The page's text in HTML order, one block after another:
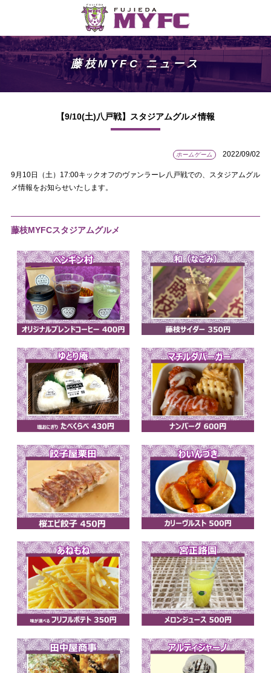
藤枝MYFC ニュース
【9/10(土)八戸戦】スタジアムグルメ情報
ホームゲーム 2022/09/02
9月10日（土）17:00キックオフのヴァンラーレ八戸戦での、スタジアムグル
メ情報をお知らせいたします。
藤枝MYFCスタジアムグルメ